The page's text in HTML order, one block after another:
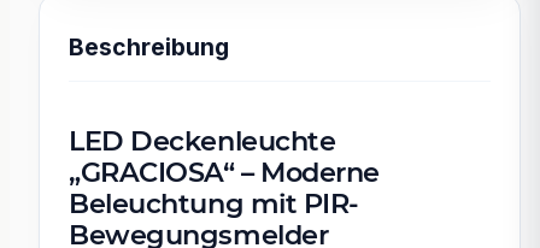
Beschreibung
LED Deckenleuchte
„GRACIOSA“ – Moderne
Beleuchtung mit PIR-
Bewegungsmelder